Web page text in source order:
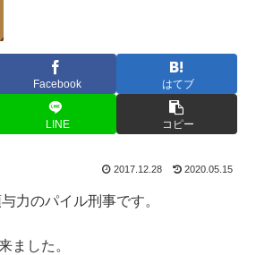
Facebook はてブ
LINE コピー
2017.12.28 2020.05.15
力のパイル刑事です。
ました。